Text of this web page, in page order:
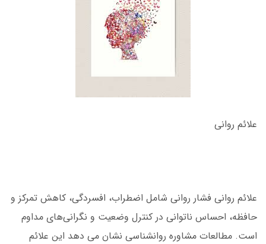
علائم روانی
علائم روانی فشار روانی شامل اضطراب، افسردگی، کاهش تمرکز و
حافظه، احساس ناتوانی در کنترل وضعیت و نگرانی‌های مداوم
است. مطالعات مشاوره روانشناسی نشان می دهد این علائم